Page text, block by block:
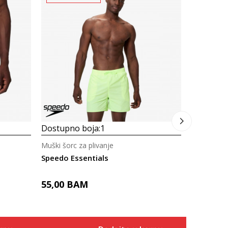
Dostupno boja:1
Speedo Essentials
Muški šorc za plivanje
55,00 BAM